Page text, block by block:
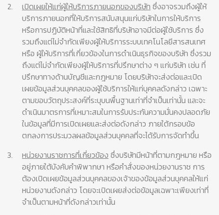
2.
เปิดเผยให้แก่ผู้ให้บริการภายนอกของบริษัท ซึ่งอาจรวมถึงผู้ให้
บริการภายนอกที่ให้บริการสนับสนุนแก่บริษัทในการให้บริการ
หรือการปฏิบัติหน้าที่และใช้สิทธิที่บริษัทอาจมีต่อผู้ใช้บริการ ซึ่ง
รวมถึงแต่ไม่จำกัดเพียงผู้ให้บริการระบบเทคโนโลยีสารสนเทศ
หรือ ผู้ให้บริการที่เกี่ยวข้องในการดำเนินธุรกิจของบริษัท ซึ่งรวม
ถึงแต่ไม่จำกัดเพียงผู้ให้บริการที่ปรึกษาต่าง ๆ แก่บริษัท เช่น ที่
ปรึกษาทางด้านบัญชีและกฎหมาย โดยบริษัทจะส่งต่อและเปิด
เผยข้อมูลส่วนบุคคลของผู้ใช้บริการให้แก่บุคคลดังกล่าว เฉพาะ
ตามขอบวัตถุประสงค์ที่ระบุบนพื้นฐานเท่าที่จำเป็นเท่านั้น และจะ
ดำเนินมาตรการที่เหมาะสมในการรับประกันความมั่นคงปลอดภัย
ในข้อมูลที่มีการเปิดเผยและส่งต่อดังกล่าว ภายใต้กรอบข้อ
ตกลงการประมวลผลข้อมูลส่วนบุคคลที่จะได้รับการจัดทำขึ้น
3.
หน่วยงานราชการที่เกี่ยวข้อง ซึ่งบริษัทมีหน้าที่ตามกฎหมาย หรือ
อยู่ภายใต้บังคับคำพิพากษา หรือคำสั่งของหน่วยงานราช การ
ต้องเปิดเผยข้อมูลส่วนบุคคลของเจ้าของข้อมูลส่วนบุคคลให้แก่
หน่วยงานดังกล่าว โดยจะเปิดเผยส่งต่อข้อมูลเฉพาะเพียงเท่าที่
จำเป็นตามหน้าที่ดังกล่าวเท่านั้น